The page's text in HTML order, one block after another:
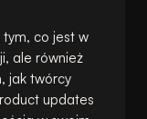
tym, co jest w
ale również
jak twórcy
updates